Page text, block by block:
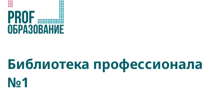
Библиотека профессионала
№1